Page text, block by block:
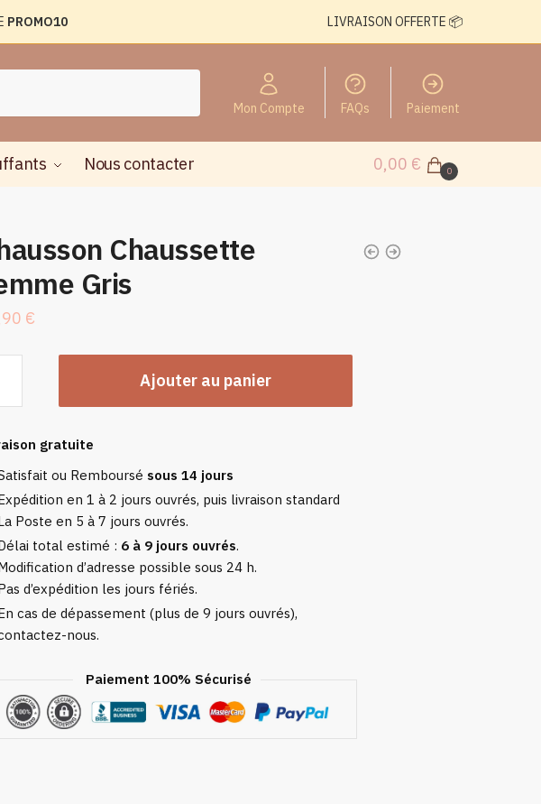
PROMO10 LIVRAISON OFFERTE 📦
Mon Compte FAQs Paiement
Nous contacter 0,00 € 0
Chaussette
Gris
€
Ajouter au panier
gratuite
ou Remboursé sous 14 jours
en 1 à 2 jours ouvrés, puis livraison standard
Poste en 5 à 7 jours ouvrés.
total estimé : 6 à 9 jours ouvrés.
d’adresse possible sous 24 h.
d’expédition les jours fériés.
cas de dépassement (plus de 9 jours ouvrés),
nous.
Paiement 100% Sécurisé